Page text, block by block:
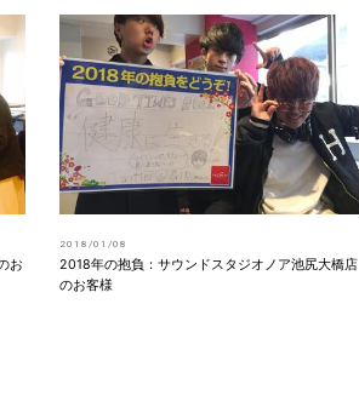
お
2018/01/08
2018年の抱負：サウンドスタジオノア池尻大橋店
のお客様